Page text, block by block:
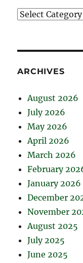
Catégories
ARCHIVES
August 2026
July 2026
May 2026
April 2026
March 2026
February
January 2026
December
November
August 2025
July 2025
June 2025